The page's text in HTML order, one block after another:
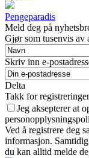
Pengeparadis
Meld deg på
Gjør som tusenvis av
Skriv inn e-
Delta
Takk for
Jeg aksepterer at
Ved å registrere deg
informasjon.
du kan alltid melde